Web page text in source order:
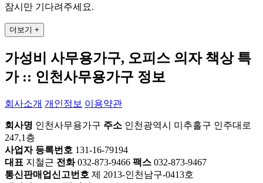
잠시만 기다려주세요.
더보기 +
가성비 사무용가구, 오피스 의자 책상 특
가 :: 인천사무용가구 정보
회사소개 개인정보 이용약관
회사명 인천사무용가구 주소 인천광역시 미추홀구 인주대로
247,1층
사업자 등록번호 131-16-79194
대표 지철근 전화032-873-9466 팩스 032-873-9467
통신판매업신고번호 제 2013-인천남구-0413호